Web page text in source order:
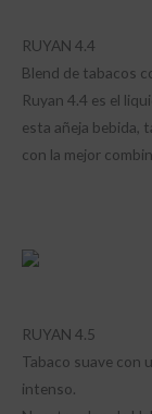
RUYAN 4.4
Blend de tabacos
Ruyan 4.4 es el
esta añeja bebida,
con la mejor
RUYAN 4.5
Tabaco suave con
intenso.